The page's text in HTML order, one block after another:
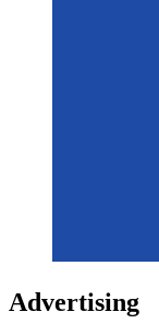
Advertising